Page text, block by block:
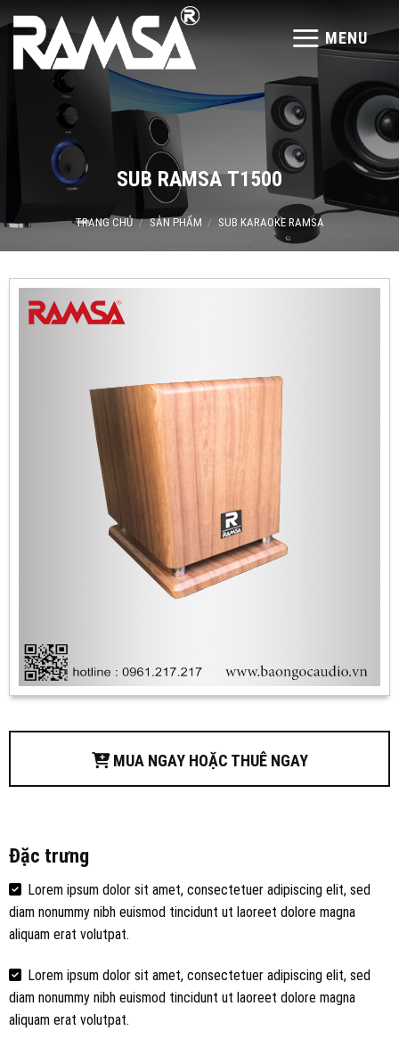
to
content
MENU
SUB RAMSA T1500
TRANG CHỦ / SẢN PHẨM / SUB KARAOKE RAMSA
MUA NGAY HOẶC THUÊ NGAY
Đặc trưng
Lorem ipsum dolor sit amet, consectetuer adipiscing elit, sed
diam nonummy nibh euismod tincidunt ut laoreet dolore magna
aliquam erat volutpat.
Lorem ipsum dolor sit amet, consectetuer adipiscing elit, sed
diam nonummy nibh euismod tincidunt ut laoreet dolore magna
aliquam erat volutpat.